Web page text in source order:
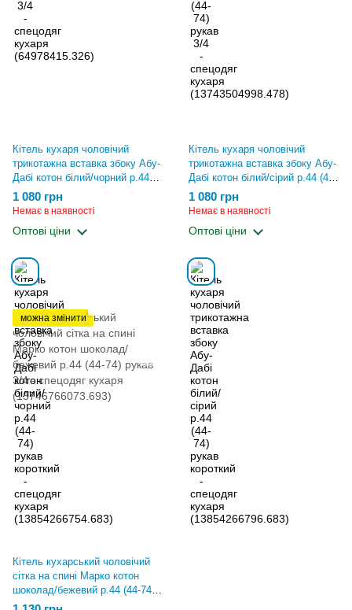
Кітель кухаря чоловічий
трикотажна вставка збоку Абу-
Дабі котон білий/чорний р.44
(44-74) рукав короткий -
спецодяг кухаря
1 080 грн
Немає в наявності
Оптові ціни
Кітель кухаря чоловічий
трикотажна вставка збоку Абу-
Дабі котон білий/сірий р.44 (44-
74) рукав короткий - спецодяг
кухаря (13854266796.683)
1 080 грн
Немає в наявності
Оптові ціни
можна змінити
Кітель кухарський чоловічий
сітка на спині Марко котон
шоколад/бежевий р.44 (44-74)
рукав 3/4 - спецодяг кухаря